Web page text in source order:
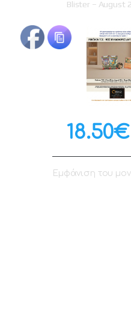
Blister – August
18.50€
Εμφάνιση του